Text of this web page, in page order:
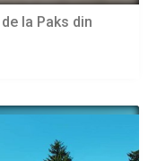
la Paks din